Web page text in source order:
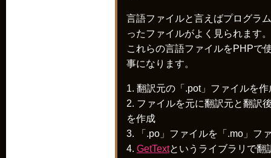
言語ファイルと言えばプログラ
ったファイルがよく見られます
これらの言語ファイルをPHPで
事になります。
1. 翻訳元の「.pot」ファイルを作
2. ファイルを元に翻訳元と翻訳
を作成
3. 「.po」ファイルを「.mo」フ
4. GetTextというライブラリで翻